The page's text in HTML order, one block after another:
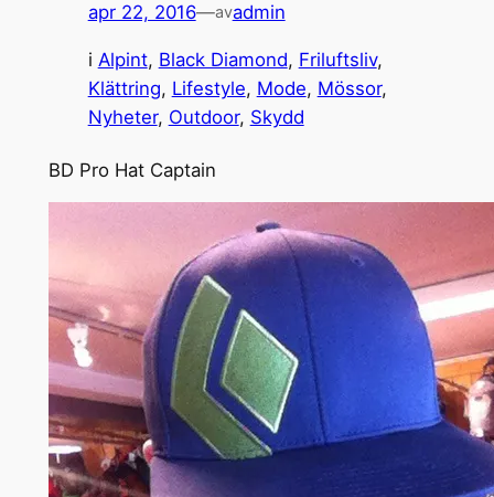
apr 22, 2016—avadmin
i Alpint, Black Diamond, Friluftsliv
Klättring, Lifestyle, Mode, Mössor
Nyheter, Outdoor, Skydd
BD Pro Hat Captain